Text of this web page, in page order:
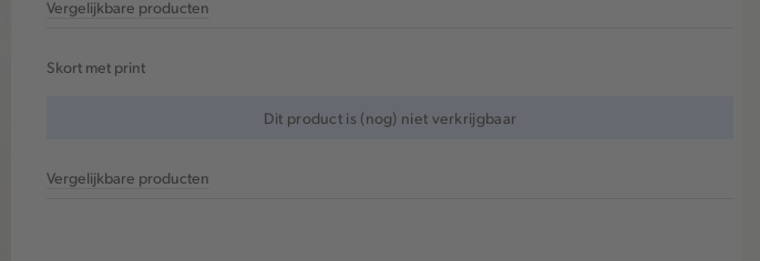
Vergelijkbare producten
Skort met print
Dit product is (nog) niet verkrijgbaar
Vergelijkbare producten